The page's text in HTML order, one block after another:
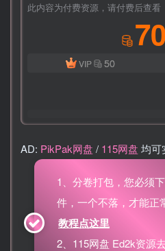
此内容为付费资源，请付费后查看
70
VIP
50
AD: PikPak网盘 / 115网盘 均可
1、分卷打包，您必须
件，一个不落，才能正
教程点这里
2、115网盘 Ed2k资源